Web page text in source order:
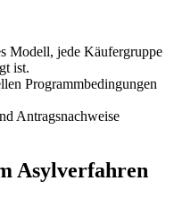
Modell, jede Käufergruppe
ist.
Programmbedingungen
Antragsnachweise
Asylverfahren